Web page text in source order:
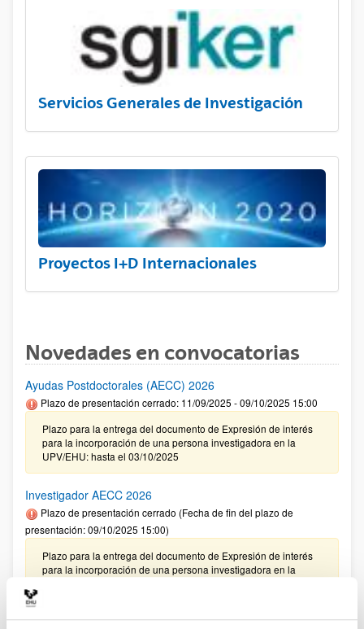
Servicios Generales de Investigación
Proyectos I+D Internacionales
Novedades en convocatorias
Ayudas Postdoctorales (AECC) 2026
Plazo de presentación cerrado: 11/09/2025 - 09/10/2025 15:00
Plazo para la entrega del documento de Expresión de interés
para la incorporación de una persona investigadora en la
UPV/EHU: hasta el 03/10/2025
Investigador AECC 2026
Plazo de presentación cerrado (Fecha de fin del plazo de
presentación: 09/10/2025 15:00)
Plazo para la entrega del documento de Expresión de interés
para la incorporación de una persona investigadora en la
CONVOCATORIA 2025- I EXTRAORDINARIA PARA LA